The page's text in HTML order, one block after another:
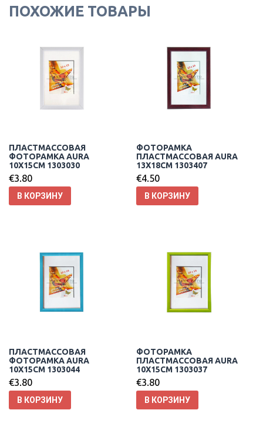
red
ПОХОЖИЕ ТОВАРЫ
ПЛАСТМАССОВАЯ
ФОТОРАМКА AURA
10X15CM 1303030
€3.80
В КОРЗИНУ
ФОТОРАМКА
ПЛАСТМАССОВАЯ AURA
13X18CM 1303407
€4.50
В КОРЗИНУ
ПЛАСТМАССОВАЯ
ФОТОРАМКА AURA
10X15CM 1303044
€3.80
В КОРЗИНУ
ФОТОРАМКА
ПЛАСТМАССОВАЯ AURA
10X15CM 1303037
€3.80
В КОРЗИНУ